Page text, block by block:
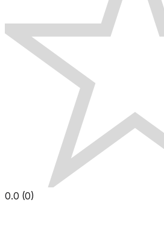
0.0 (0)